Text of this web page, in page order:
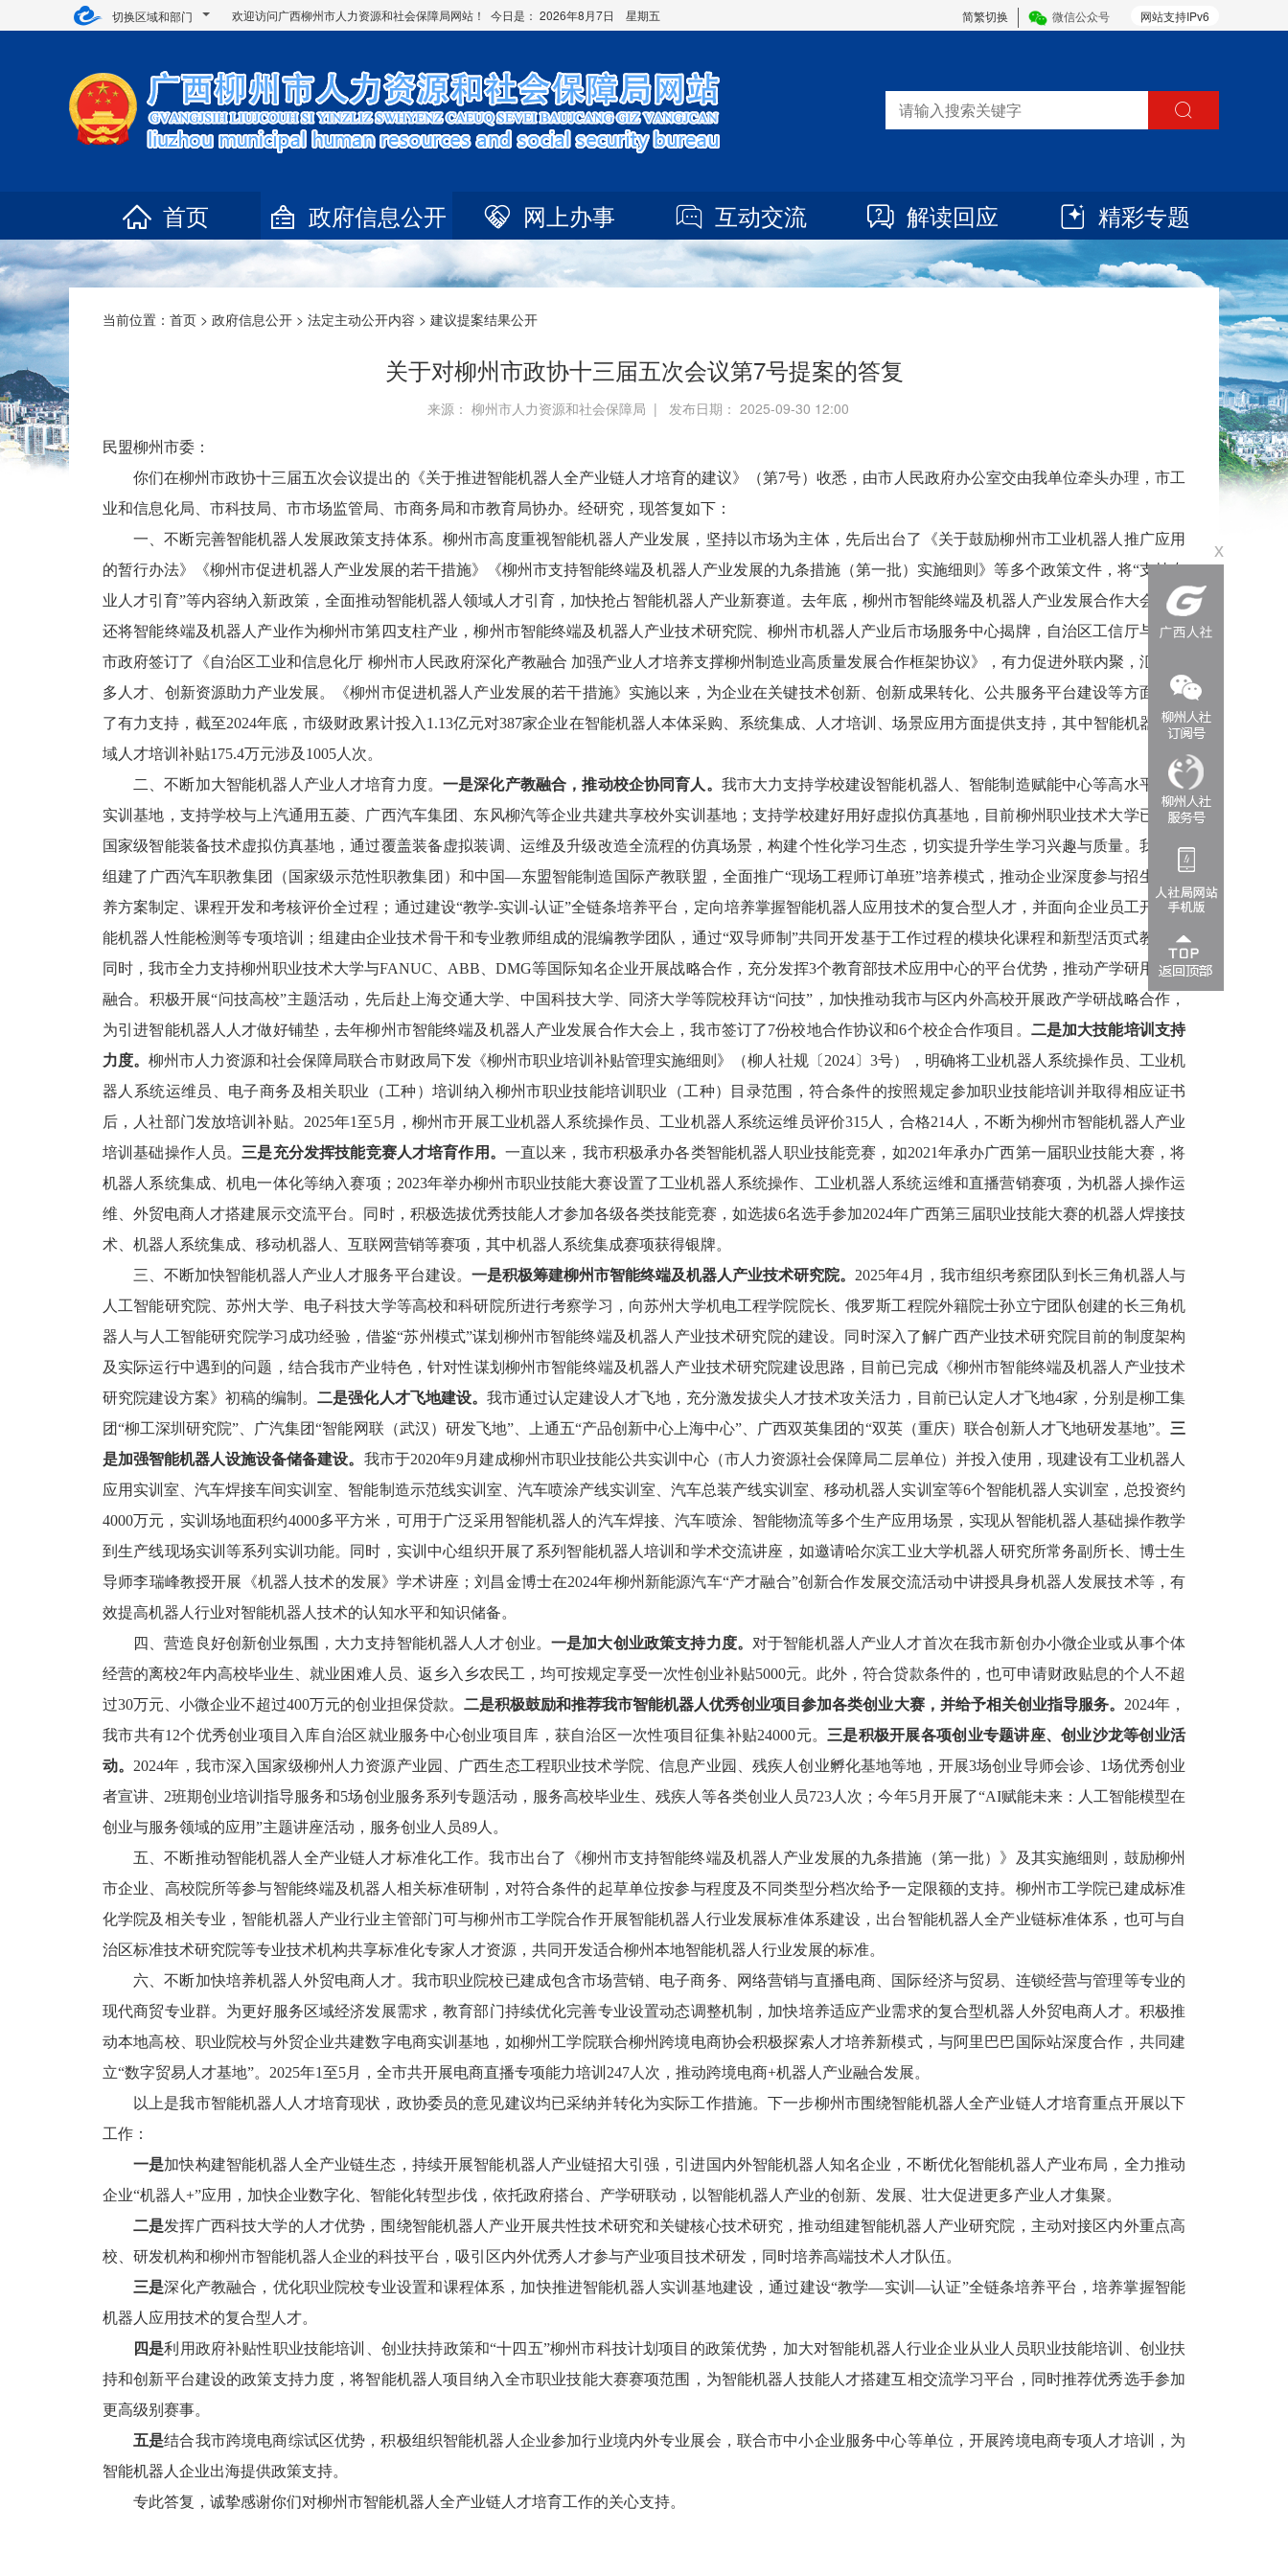
切换区域和部门 网站支持IPv6
简繁切换 微信公众号
欢迎访问广西柳州市人力资源和社会保障局网站！ 今日是： 2026年8月7日 星期五
首页 政府信息公开 网上办事 互动交流 解读回应 精彩专题
x
当前位置： 首页 > 政府信息公开 > 法定主动公开内容 > 建议提案结果公开
关于对柳州市政协十三届五次会议第7号提案的答复
来源： 柳州市人力资源和社会保障局 | 发布日期： 2025-09-30 12:00
民盟柳州市委 ：
你们在柳州市政协十三届五次会议提出的 《关于推进智能机器人全产业链人才培育的建议》（第7号）收悉，由市人民政府办公室交由我单位牵头办理 ，市工
业和信息化局、市科技局、市市场监管局、市商务局和市教育局协办。 经研究，现答复如下：
一、不断完善智能机器人 发展政策支持体系。 柳州市高度重视智能机器人产业发展，坚持以市场为主体，先后出台了《关于鼓励柳州市工业机器人推广应用
的暂行办法》《柳州市促进机器人产业发展的若干措施》《柳州市支持智能终端及机器人产业发展的九条措施（第一批）实施细则》等多个政策文件，将“支持专
业人才引育”等内容纳入新政策，全面推动智能机器人领域人才引育， 加快抢占智能机器人产业新赛道。 去年底，柳州市智能终端及机器人产业发展合作大会上，
还将智能终端及机器人产业作为柳州市第四支柱产业，柳州市智能终端及机器人产业技术研究院、柳州市机器人产业后市场服务中心揭牌， 自治区工信厅与柳州
市政府签订了
《自治区工业和信息化厅 柳州市人民政府深化产教融合 加强产业人才培养支撑柳州制造业高质量发展合作框架协议》 ， 有力促进外联内聚， 汇聚
多人才、创新资源助力产业发展。
《柳州市促进机器人产业发展的若干措施》实施以来，为企业在关键技术创新、创新成果转化、公共服务平台建设等方面提供
了有力支持， 截至2024年底，市级财政累计投入 1.13亿元对387家企业在智能机器人本体采购、系统集成、人才培训、场景应用方面提供支持 ，其中智能机器人领
域 人才培训补贴175.4万元涉及 1005 人次。
二、不断加大智能机器人产业人才培育力度。一是深化产教融合，推动校企协同育人。 我市大力支持学校建设智能机器人、智能制造赋能中心等高水平
校内
实训基地 ，支持学校与上汽通用五菱、广西汽车集团、东风柳汽等企业共建共享校外实训基地；支持学校建好用好虚拟仿真基地， 目前柳州职业技术大学已
建成
国家级智能装备技术虚拟仿真基地，通过覆盖装备虚拟装调、运维及升级改造全流程的仿真场景，构建个性化学习生态，切实提升学生学习兴趣与质量。 我市还
组建了广西汽车职教集团（国家级示范性职教集团）和中国—东盟智能制造国际产教联盟，全面推广“现场工程师订单班”培养模式，推动企业深度参与招生、培
养方案制定、课程开发和考核评价全过程；通过建设“教学-实训 -认证”全链条培养平台，定向培养掌握智能机器人应用技术的复合型人才，并面向企业员工开展智
能机器人性能检测等专项培训；组建由企业技术骨干和专业教师组成的混编教学团队，通过“双导师制”共同开发基于工作过程的模块化课程和新型活页式教材。
同时，我市全力支持柳州职业技术大学与FANUC ABB 、DMG等国际知名企业开展战略合作，充分发挥3个教育部技术应用中心的平台优势，推动产学研用深度
融合。积极开展“问技高校”主题活动 ， 先后赴上海交通大学 、中国科技大学、 同济大学等院校拜访“问技” ， 加快推动我市与区内外高校开展政产学研战略合作 ，
为引进智能机器人人才做好铺垫，去年柳州市智能终端及机器人产业发展合作大会上，我市签订了7份校地合作协议和6个校企合作项目。 二是加大技能培训支持
力度。柳州市人力资源和社会保障局联合市财政局下发《柳州市职业培训补贴管理实施细则》（柳人社规〔 2024〕3号），明确将工业机器人系统操作员、工业机
器人系统运维员、电子商务及相关职业（工种）培训纳入柳州市职业技能培训职业（工种）目录范围，符合条件的按照规定参加职业技能培训并取得相应证书
后，人社部门发放培训补贴。 2025年1至5月 ，柳州市开展工业机器人系统操作员、工业机器人系统运维员评价315 人，合格214人，不断为柳州市智能机器人产业
培训基础操作人员。 三是充分发挥技能竞赛人才培育作用。 一直以来，我市积极承办各类智能机器人 职业技能竞赛 ， 如2021年承办广西第一届职业技能大赛，将
机器人系统集成、机电一体化等纳入赛项； 2023年举办柳州市职业技能大赛设置了工业机器人系统操作、工业机器人系统运维和直播营销赛项，为机器人操作运
维、外贸电商人才搭建展示交流平台。同时，积极选拔优秀技能人才参加各级各类技能竞赛，如选拔6名选手参加2024年广西第三届职业技能大赛的机器人焊接技
术、机器人系统集成、移动机器人、互联网营销等赛项，其中机器人系统集成赛项获得银牌。
三、不断加快智能机器人产业人才服务平台建设。 一是积极筹建柳州市智能终端及机器人产业技术研究院。 2025年4 月， 我市组织考察团队到长三角机器人与
人工智能研究院、苏州大学、电子科技大学等高校和科研院所进行考察学习，向苏州大学机电工程学院院长、俄罗斯工程院外籍院士孙立宁团队创建的长三角机
器人与人工智能研究院学习成功经验，借鉴“苏州模式”谋划柳州市智能终端及机器人产业技术研究院的建设。 同时深入了解广西产业技术研究院目前的制度架构
及实际运行中遇到的问题，结合我市产业特色，针对性谋划柳州市智能终端及机器人产业技术研究院建设思路 ， 目前已完成《柳州市智能终端及机器人产业技术
研究院建设方案》初稿的编制。二是强化人才飞地建设。 我市通过认定建设 人才飞地 ， 充分激发拔尖人才技术攻关活力，目前已认定人才飞地4家， 分别是柳工集
团“柳工深圳研究院” 广汽集团“智能网联（武汉）研发飞地”、 上通五“产品创新中心上海中心” 广西双英集团的“双英（重庆）联合创新人才飞地研发基地”。 三
是加强智能机器人设施设备储备建设。 我市于2020年9月建成柳州市职业技能公共实训中心（市人力资源社会保障局二层单位）并投入使用，现建设有工业机器人
应用实训室、汽车焊接车间实训室、智能制造示范线实训室、汽车喷涂产线实训室、汽车总装产线实训室、移动机器人实训室等6个智能机器人实训室 ， 总投资约
4000万元，实训场地面积约4000多平方米， 可用于广泛采用智能机器人的汽车焊接、汽车喷涂、智能物流等多个生产应用场景，实现从智能机器人基础操作教学
到生产线现场实训等系列实训功能。 同时， 实训中心组织开展了系列 智能机器人培训和学术交流讲座 ， 如邀请哈尔滨工业大学机器人研究所常务副所长、博士生
导师李瑞峰教授开展《机器人技术的发展》学术讲座 ；刘昌金博士在2024年柳州新能源汽车“产才融合”创新合作发展交流活动中讲授具身机器人发展技术等，有
效提高机器人行业对智能机器人技术的认知水平和知识储备。
四、营造良好创新创业氛围，大力支持智能机器人人才创业。一是加大创业政策支持力度。 对于智能机器人产业人才首次在我市新创办小微企业或从事个体
经营的离校2年内高校毕业生、就业困难人员、返乡入乡农民工，均可按规定享受一次性创业补贴5000元。此外，符合贷款条件的，也可申请财政贴息的个人不超
过30万元、小微企业不超过400万元的创业担保贷款。 二是积极鼓励和推荐我市智能机器人优秀创业项目参加各类创业大赛，并给予相关创业指导服务。 2024年，
我市共有12个优秀创业项目入库自治区就业服务中心创业项目库，获自治区一次性项目征集补贴24000元。 三是积极开展各项创业专题讲座、创业沙龙等创业活
动。 2024年，我市深入国家级柳州人力资源产业园、广西生态工程职业技术学院、信息产业园、残疾人创业孵化基地等地，开展3场创业导师会诊、 1场优秀创业
者宣讲、 2班期创业培训指导服务和5场创业服务系列专题活动，服务高校毕业生、残疾人等各类创业人员723 人次；今年5月开展了“AI赋能未来：人工智能模型在
创业与服务领域的应用”主题讲座活动，服务创业人员89 人。
五、不断推动智能机器人全产业链人才标准化工作。我市出台了《柳州市支持智能终端及机器人产业发展的九条措施（第一批）》及其实施细则，鼓励柳州
市企业、高校院所等参与智能终端及机器人相关标准研制，对符合条件的起草单位按参与程度及不同类型分档次给予一定限额的支持。 柳州市工学院已建成标准
化学院及相关专业，智能机器人产业行业主管部门可与柳州市工学院合作开展智能机器人行业发展标准体系建设，出台智能机器人全产业链标准体系，也可与自
治区标准技术研究院等专业技术机构共享标准化专家人才资源，共同开发适合柳州本地智能机器人行业发展的标准。
六、不断加快培养机器人外贸电商人才。 我市职业院校已建成包含市场营销、电子商务、网络营销与直播电商、国际经济与贸易、连锁经营与管理等专业的
现代商贸专业群。为更好服务区域经济发展需求，教育部门持续优化完善专业设置动态调整机制，加快培养适应产业需求的复合型机器人外贸电商人才。 积极推
动本地高校、职业院校与外贸企业共建数字电商实训基地，如柳州工学院联合柳州跨境电商协会积极探索人才培养新模式，与阿里巴巴国际站深度合作，共同建
立“数字贸易人才基地”。 2025年1至5月，全市共开展电商直播专项能力培训 247 人次， 推动跨境电商+机器人产业融合发展。
以上是我市智能机器人人才培育现状， 政协委员的意见建议均已采纳并转化为实际工作措施。下一步柳州市围绕智能机器人全产业链人才培育重点开展以下
工作：
一是加快构建智能机器人全产业链生态，持续开展智能机器人产业链招大引强， 引进国内外智能机器人知名企业，不断优化智能机器人产业布局，全力推动
企业“机器人 +”应用，加快企业数字化、智能化转型步伐，依托政府搭台、产学研联动，以智能机器人产业的创新、发展、壮大促进更多产业人才集聚。
二是发挥广西科技大学的人才优势，围绕智能机器人产业开展共性技术研究和关键核心技术研究，推动组建智能机器人产业研究院，主动对接区内外重点高
校、研发机构和柳州市智能机器人企业的科技平台，吸引区内外优秀人才参与产业项目技术研发，同时培养高端技术人才队伍。
三是深化产教融合，优化职业院校专业设置和课程体系，加快推进智能机器人实训基地建设，通过建设“教学—实训—认证”全链条培养平台，培养掌握智能
机器人应用技术的复合型人才。
四是利用政府补贴性职业技能培训 、创业扶持政策和“十四五”柳州市科技计划项目的政策优势，加大对智能机器人行业企业从业人员职业技能培训
、创业扶
持和创新平台建设的政策支持力度，将智能机器人项目纳入全市职业技能大赛赛项范围，为智能机器人技能人才搭建互相交流学习平台，同时推荐优秀选手参加
更高级别赛事。
五是结合我市跨境电商综试区优势，积极组织智能机器人企业参加行业境内外专业展会， 联合市中小企业服务中心等单位，开展跨境电商专项人才培训，为
智能机器人企业出海提供政策支持。
专此答复，诚挚感谢你们对柳州市智能机器人全产业链人才培育工作的关心支持。